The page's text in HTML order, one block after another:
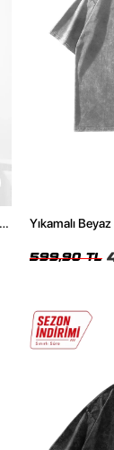
Yıkamalı
599,90 TL